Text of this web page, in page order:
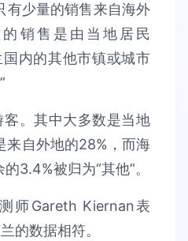
有少量的销售来自海外
销售是由当地居民
内的其他市镇或城市
。其中大多数是当地
来自外地的28%，而海
3.4%被归为“其他”。
师Gareth Kiernan表
的数据相符。